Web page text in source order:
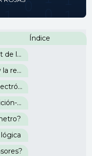
Índice
Sección 1: Introducción al Internet de las Cosas
Sección 2: El voltaje, la corriente y la resistencia
Sección 3: Otros componentes electrónicos
Sección 4: Instrumentos de medición-corrientes análogas y digitales